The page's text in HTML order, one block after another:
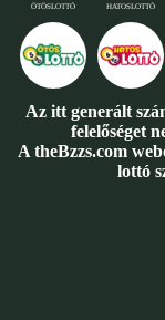
ÖTÖSLOTTÓ HATOSLOTTÓ
Az itt generált
felelőséget
A theBzzs.com
lottó